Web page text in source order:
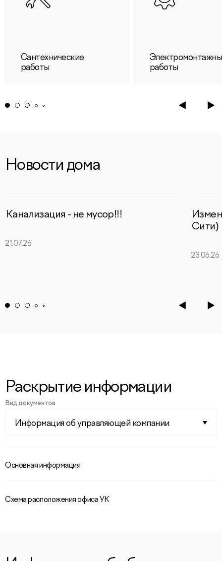
Сантехнические
работы
работы
Новости дома
Канализация - не мусор!!!
21.07.26
Сити)
23.06.26
Раскрытие информации
Вид документов
Информация об управляющей компании
Основная информация
Схема расположения офиса УК